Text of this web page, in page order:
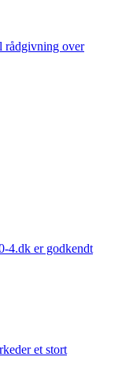
rådgivning over
4.dk er godkendt
et stort